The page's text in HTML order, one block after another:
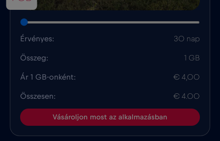
Érvényes: 30 nap
Összeg: 1 GB
Ár 1 GB-onként: € 4,00
Összesen: € 4.00
Vásároljon most az alkalmazásban